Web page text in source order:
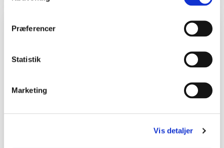
Præferencer
Statistik
Marketing
Vis detaljer
Inspiration og lignende materialer
0. - 3. klasse
På Sporet af Nationalparken - Overdrevets